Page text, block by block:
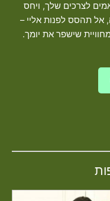
לצרכים שלך, ויחס
תהסס לפנות אליי –
שישפר את יומך.